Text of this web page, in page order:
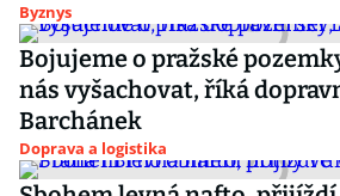
Byznys
Bojujeme o pražské
nás vyšachovat, říká
Barchánek
Doprava a logistika